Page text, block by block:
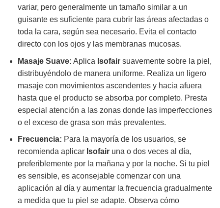
variar, pero generalmente un tamaño similar a un
guisante es suficiente para cubrir las áreas afectadas o
toda la cara, según sea necesario. Evita el contacto
directo con los ojos y las membranas mucosas.
Masaje Suave: Aplica Isofairsuavemente sobre la piel,
distribuyéndolo de manera uniforme. Realiza un ligero
masaje con movimientos ascendentes y hacia afuera
hasta que el producto se absorba por completo. Presta
especial atención a las zonas donde las imperfecciones
o el exceso de grasa son más prevalentes.
Frecuencia: Para la mayoría de los usuarios, se
recomienda aplicar Isofairuna o dos veces al día,
preferiblemente por la mañana y por la noche. Si tu piel
es sensible, es aconsejable comenzar con una
aplicación al día y aumentar la frecuencia gradualmente
a medida que tu piel se adapte. Observa cómo